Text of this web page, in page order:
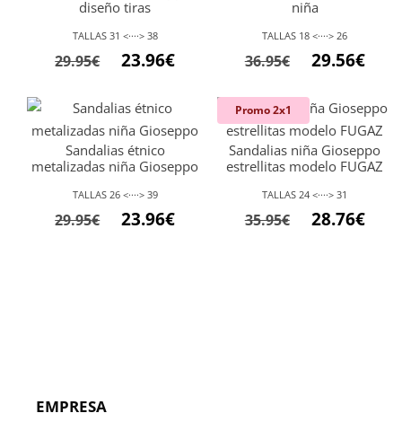
diseño tiras
TALLAS 31 <····> 38
29.95€
El
original
era:
29.95€.
23.96€El
actual
es:
niña
TALLAS 18 <····> 26
36.95€
El
original
era:
36.95€.
29.56€El
es:
Sandalias étnico
metalizadas niña Gioseppo
TALLAS 26 <····> 39
29.95€
El23.96€El
Promo 2x1
Sandalias niña Gioseppo
estrellitas modelo FUGAZ
TALLAS 24 <····> 31
35.95€
El28.76€El
EMPRESA